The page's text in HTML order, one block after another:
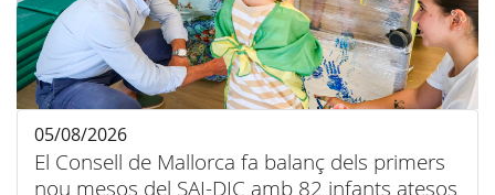
El Consell de Mallorca fa balanç dels primers
nou mesos del SAI-DIC amb 82 infants atesos
05/08/2026